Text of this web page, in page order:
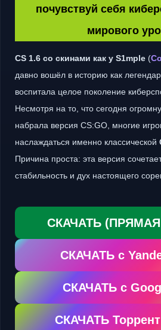
почувствуй себя
мирового
CS 1.6 со скинами как у S1mple (
давно вошёл в историю как
воспитала целое поколение
Несмотря на то, что сегодня
набрала версия CS:GO, многие
наслаждаться именно классической
Причина проста: эта версия
стабильность и дух настоящего
СКАЧАТЬ
СКАЧАТЬ с
СКАЧАТЬ с
СКАЧАТЬ